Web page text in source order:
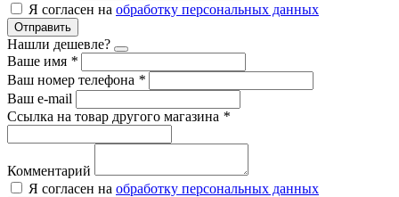
Я согласен на обработку персональных данных
Отправить
Нашли дешевле?
Ваше имя *
Ваш номер телефона *
Ваш e-mail
Ссылка на товар другого магазина *
Комментарий
Я согласен на обработку персональных данных